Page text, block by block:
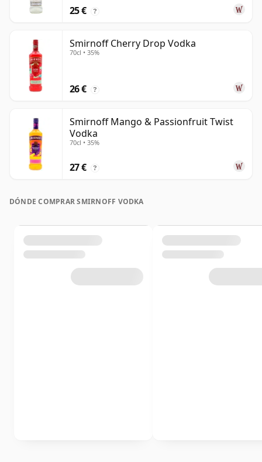
25 € ?
Smirnoff Cherry Drop Vodka
70cl • 35%
26 € ?
Smirnoff Mango & Passionfruit Twist
Vodka
70cl • 35%
27 € ?
DÓNDE COMPRAR SMIRNOFF VODKA